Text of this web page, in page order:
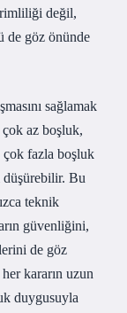
değil,
de göz önünde
sağlamak
az boşluk,
çok fazla boşluk
Bu
teknik
güvenliğini,
de göz
kararın uzun
duygusuyla